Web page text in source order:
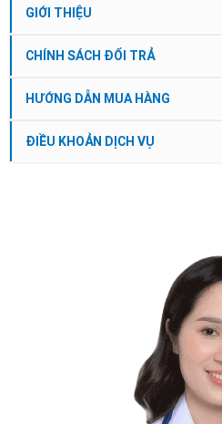
GIỚI THIỆU
CHÍNH SÁCH ĐỔI TRẢ
HƯỚNG DẪN MUA HÀNG
ĐIỀU KHOẢN DỊCH VỤ